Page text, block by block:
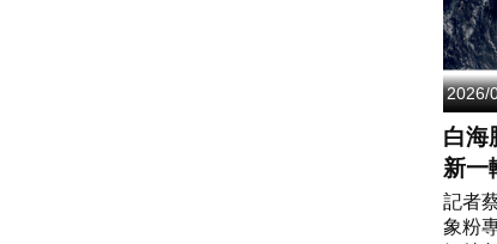
出席
董建
2026/
白海
新
度減
記者
象粉